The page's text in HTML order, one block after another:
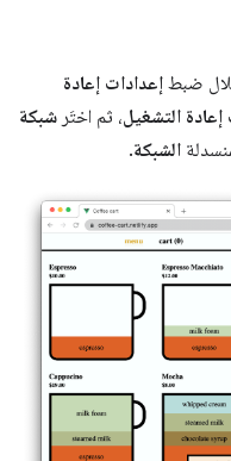
ضبط إعدادات إعادة
إعادة التشغيل، ثم اختَر شبكة
الشبكة.